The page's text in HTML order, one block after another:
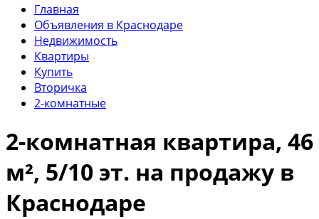
Главная
Объявления в Краснодаре
Недвижимость
Квартиры
Купить
Вторичка
2-комнатные
2-комнатная квартира, 46
м², 5/10 эт. на продажу в
Краснодаре